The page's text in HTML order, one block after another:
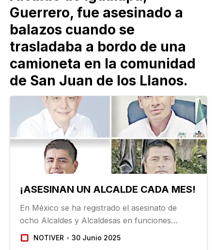
Guerrero, fue asesinado a
balazos cuando se
trasladaba a bordo de una
camioneta en la comunidad
de San Juan de los Llanos.
¡ASESINAN UN ALCALDE CADA MES!
En México se ha registrado el asesinato de
ocho Alcaldes y Alcaldesas en funciones
durante los primeros ocho meses de Gobierno
NOTIVER 30 Junio 2025